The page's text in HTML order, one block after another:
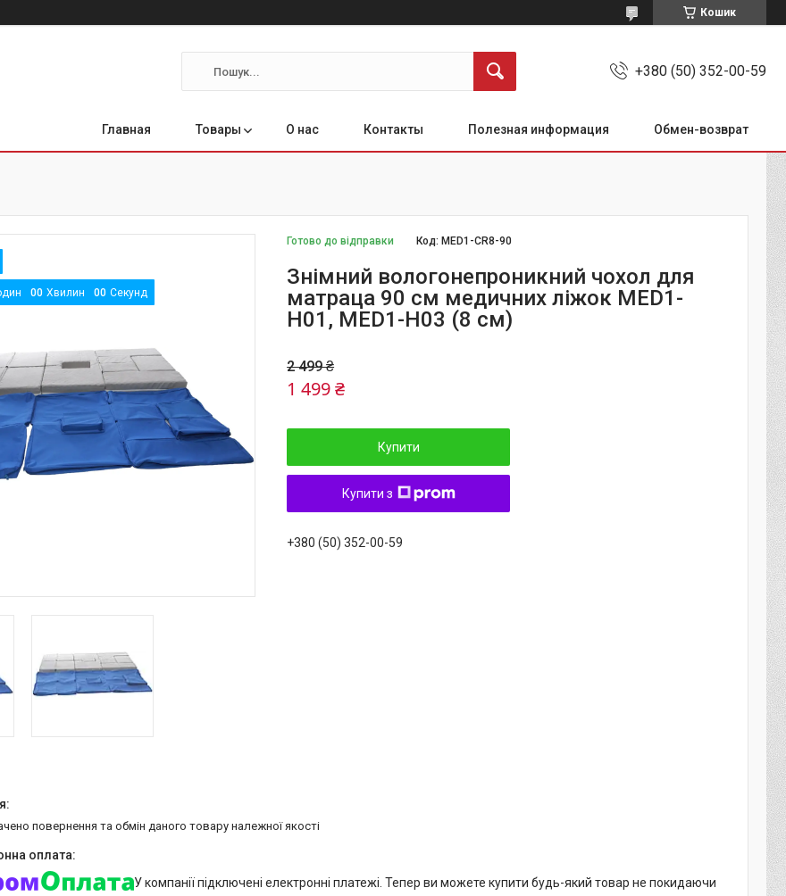
Кошик
+380 (50) 352-00-59
Главная Товары О нас Контакты Полезная информация Обмен-возврат
00 Хвилин 00 Секунд
Готово до відправки Код: MED1-СR8-90
Знімний вологонепроникний чохол для
матраца 90 см медичних ліжок MED1-
Н01, MED1-Н03 (8 см)
2 499 ₴
1 499 ₴
Купити
Купити з
+380 (50) 352-00-59
повернення та обмін даного товару належної якості
У компанії підключені електронні платежі. Тепер ви можете купити будь-який товар не покидаючи